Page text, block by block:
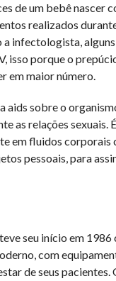
de um bebê nascer
realizados
infectologista,
isso porque o
em maior número.
sobre o
as relações sexuais.
em fluidos corporais
pessoais, para
seu início em
com
de seus